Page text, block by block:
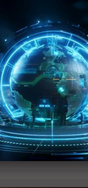
單過熱、出貨比創高
年記憶體產能提前售罄
買不夠
良率達標 聯發科
量產
片採購大轉向 Elon
更明確？ 聯發科估
場」